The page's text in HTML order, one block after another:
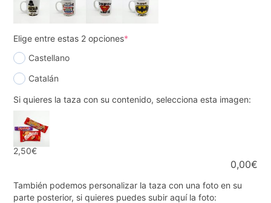
Elige entre estas 2 opciones*
Castellano
Catalán
Si quieres la taza con su contenido, selecciona esta imagen:
2,50€
0,00€
También podemos personalizar la taza con una foto en su
parte posterior, si quieres puedes subir aquí la foto: